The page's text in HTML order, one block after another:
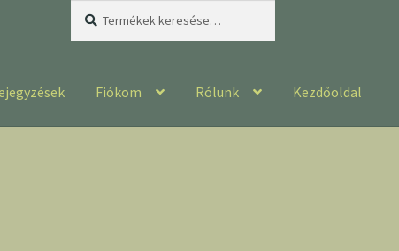
Fiókom Rólunk Kezdőoldal